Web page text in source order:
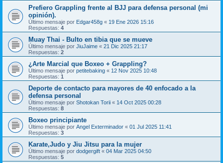
Prefiero Grappling frente al BJJ para defensa personal (mi
opinión).
Último mensaje por Edgar458g « 19 Ene 2026 15:16
Respuestas: 4
Muay Thai - Bulto en tibia que se mueve
Último mensaje por JiuJaime « 21 Dic 2025 21:17
Respuestas: 2
¿Arte Marcial que Boxeo + Grappling?
Último mensaje por petitebaking « 12 Nov 2025 10:48
Respuestas: 1
Deporte de contacto para mayores de 40 enfocado a la
defensa personal
Último mensaje por Shotokan Torii « 14 Oct 2025 00:28
Respuestas: 8
Boxeo principiante
Último mensaje por Angel Exterminador « 01 Jul 2025 11:41
Respuestas: 3
Karate,Judo y Jiu Jitsu para la mujer
Último mensaje por dodgergift « 04 Mar 2025 04:50
Respuestas: 5